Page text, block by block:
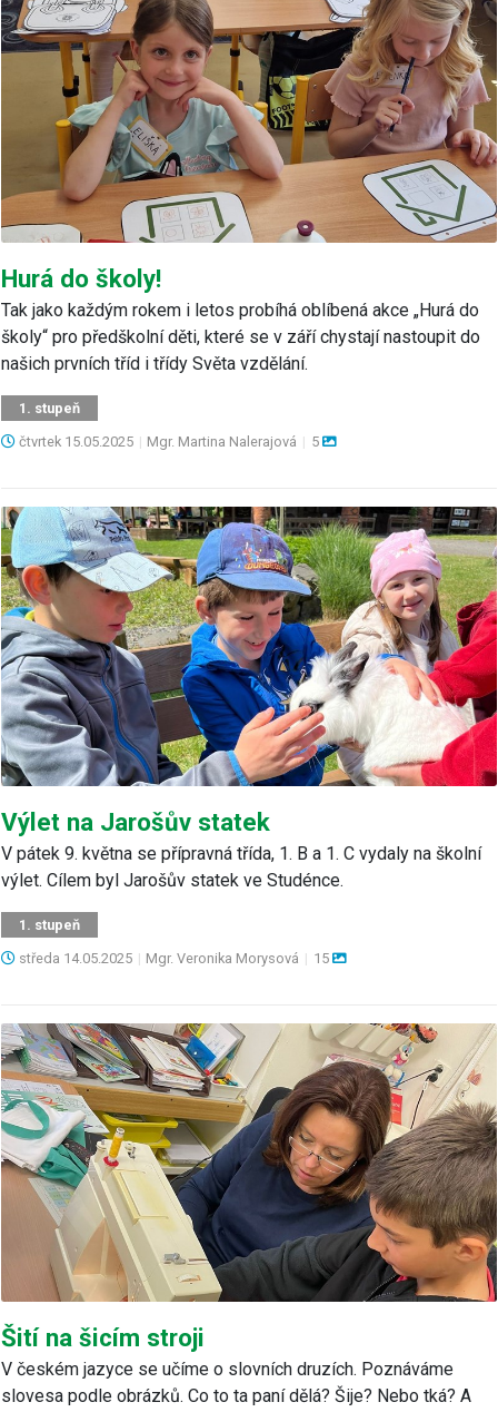
Hurá do školy!
Tak jako každým rokem i letos probíhá oblíbená akce „Hurá do
školy“ pro předškolní děti, které se v září chystají nastoupit do
našich prvních tříd i třídy Světa vzdělání.
1. stupeň
čtvrtek 15.05.2025 | Mgr. Martina Nalerajová | 5
Výlet na Jarošův statek
V pátek 9. května se přípravná třída, 1. B a 1. C vydaly na školní
výlet. Cílem byl Jarošův statek ve Studénce.
1. stupeň
středa 14.05.2025 | Mgr. Veronika Morysová | 15
Šití na šicím stroji
V českém jazyce se učíme o slovních druzích. Poznáváme
slovesa podle obrázků. Co to ta paní dělá? Šije? Nebo tká? A